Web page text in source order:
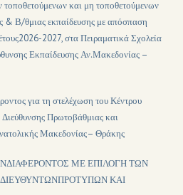
και μη τοποθετούμενων
& Β/θμιας εκπαίδευσης με απόσπαση
2027, στα Πειραματικά Σχολεία
Εκπαίδευσης Αν.Μακεδονίας –
για τη στελέχωση του Κέντρου
Πρωτοβάθμιας και
Μακεδονίας– Θράκης
ΜΕ ΕΠΙΛΟΓΗ ΤΩΝ
ΚΑΙ